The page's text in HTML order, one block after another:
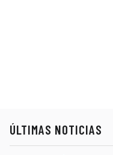
ÚLTIMAS NOTICIAS